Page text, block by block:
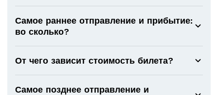
Самое раннее отправление и прибытие:
во сколько?
От чего зависит стоимость билета?
Самое позднее отправление и